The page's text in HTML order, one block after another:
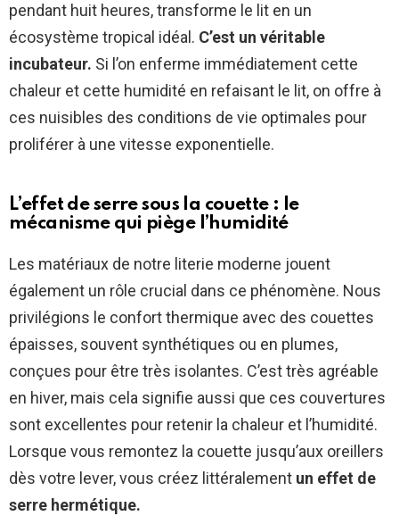
pendant huit heures, transforme le lit en un
écosystème tropical idéal. C’est un véritable
incubateur. Si l’on enferme immédiatement cette
chaleur et cette humidité en refaisant le lit, on offre à
ces nuisibles des conditions de vie optimales pour
proliférer à une vitesse exponentielle.
L’effet de serre sous la couette : le
mécanisme qui piège l’humidité
Les matériaux de notre literie moderne jouent
également un rôle crucial dans ce phénomène. Nous
privilégions le confort thermique avec des couettes
épaisses, souvent synthétiques ou en plumes,
conçues pour être très isolantes. C’est très agréable
en hiver, mais cela signifie aussi que ces couvertures
sont excellentes pour retenir la chaleur et l’humidité.
Lorsque vous remontez la couette jusqu’aux oreillers
dès votre lever, vous créez littéralement un effet de
serre hermétique.